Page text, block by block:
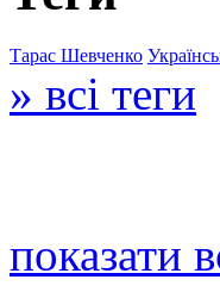
Тарас Шевченко
» всі теги
показати